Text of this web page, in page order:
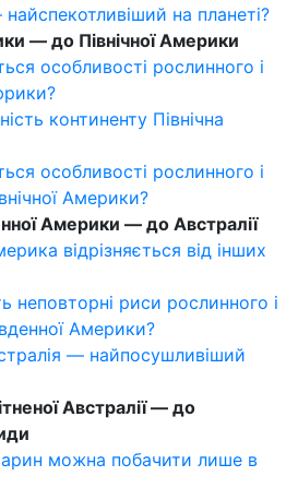
на планеті?
— до Північної Америки
особливості рослинного і
континенту Північна
особливості рослинного і
Америки?
Америки — до Австралії
відрізняється від інших
неповторні риси рослинного і
Америки?
— найпосушливіший
Австралії — до
можна побачити лише в